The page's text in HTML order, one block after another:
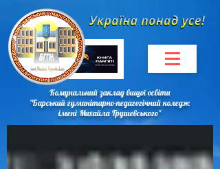
Комунальний заклад вищої освіти
"Барський гуманітарно-педагогічний коледж
імені Михайла Грушевського"